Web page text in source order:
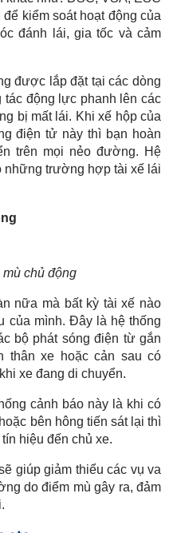
kiểm soát hoạt động của
đánh lái, gia tốc và cảm
được lắp đặt tại các dòng
tác động lực phanh lên các
bị mất lái. Khi xế hộp của
điện tử này thì bạn hoàn
trên mọi nẻo đường. Hệ
những trường hợp tài xế lái
chủ động
nữa mà bất kỳ tài xế nào
của mình. Đây là hệ thống
bộ phát sóng điện từ gắn
thân xe hoặc cản sau có
xe đang di chuyển.
cảnh báo này là khi có
bên hông tiến sát lại thì
hiệu đến chủ xe.
giúp giảm thiểu các vụ va
do điểm mù gây ra, đảm